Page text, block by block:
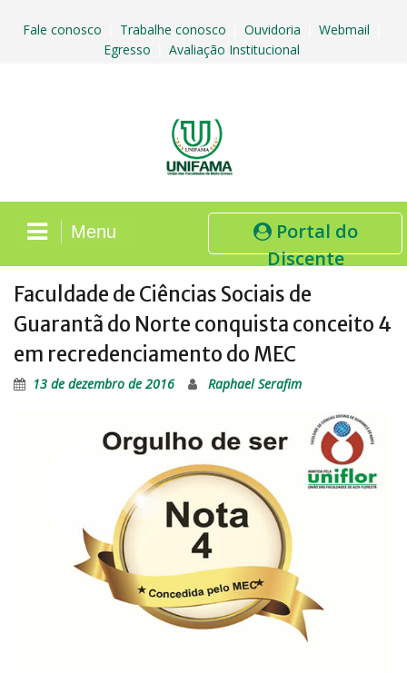
Fale conosco Trabalhe conosco Ouvidoria Webmail
Egresso Avaliação Institucional
Portal do
Discente
Menu
Faculdade de Ciências Sociais de
Guarantã do Norte conquista conceito 4
em recredenciamento do MEC
13 de dezembro de 2016 Raphael Serafim